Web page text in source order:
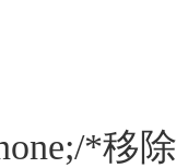
*移